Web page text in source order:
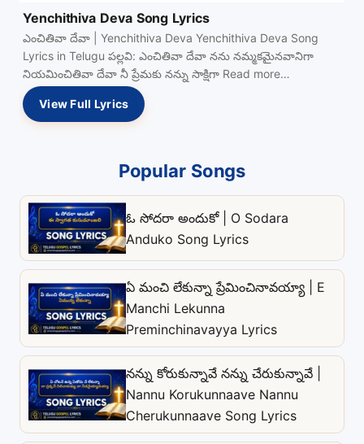
Yenchithiva Deva Song Lyrics
ఎంచితివా దేవా | Yenchithiva Deva Yenchithiva Deva Song
Lyrics in Telugu పల్లవి: ఎంచితివా దేవా నను నమ్మకమైనవానిగా
నియమించితివా దేవా నీ ప్రేమకు నన్ను సాక్షిగా Read more…
View Full Lyrics
Popular Songs
ఓ సోదరా అందుకో | O Sodara
Anduko Song Lyrics
ఏ మంచి లేకున్నా ప్రేమించినావయ్యా | E
Manchi Lekunna
Preminchinavayya Lyrics
నన్ను కోరుకున్నావే నన్ను చేరుకున్నావే |
Nannu Korukunnaave Nannu
Cherukunnaave Song Lyrics